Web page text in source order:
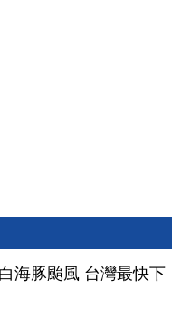
海豚颱風 台灣最快下